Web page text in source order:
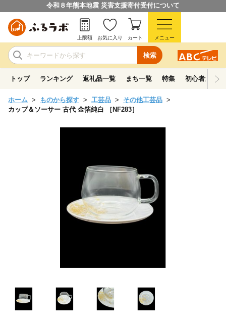
令和８年熊本地震 災害支援寄付受付について
検索
上限額 お気に入り カート メニュー
トップ ランキング 返礼品一覧 まち一覧 特集 初心者ガイド
ホーム ものから探す 工芸品
その他工芸品
カップ＆ソーサー 古代 金箔純白 ［NF283］